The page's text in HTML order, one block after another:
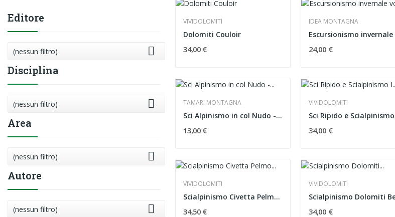
Editore
(nessun filtro) 
Disciplina
(nessun filtro) 
Area
(nessun filtro) 
Autore
(nessun filtro) 
VIVIDOLOMITI
Dolomiti Couloir
34,00 €
IDEA MONTAGNA
24,00 €
TAMARI MONTAGNA
Sci Alpinismo in col Nudo - Cavallo
13,00 €
VIVIDOLOMITI
34,00 €
VIVIDOLOMITI
Scialpinismo Civetta Pelmo Zoldo Agordo
34,50 €
VIVIDOLOMITI
34,00 €